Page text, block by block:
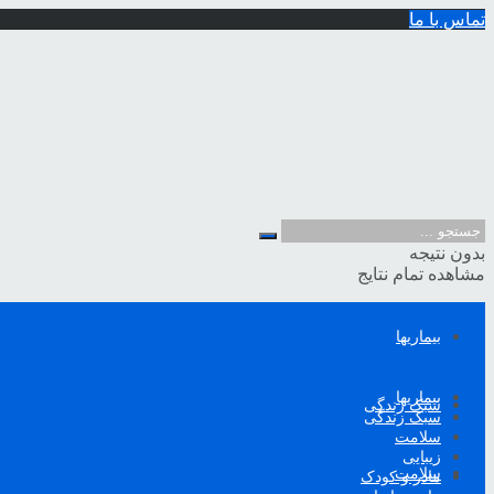
تماس با ما
بدون نتیجه
مشاهده تمام نتایج
بیماریها
سبک زندگی
سلامت
بیماریها
سبک زندگی
سلامت
زیبایی
مادر و کودک